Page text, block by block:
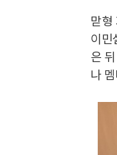
맏형
이민
은
나